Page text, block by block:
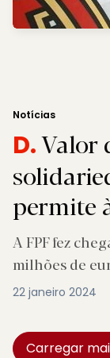
Notícias
D.Valor
permite
A FPF fez
milhões de
22 janeiro 2024
Carregar